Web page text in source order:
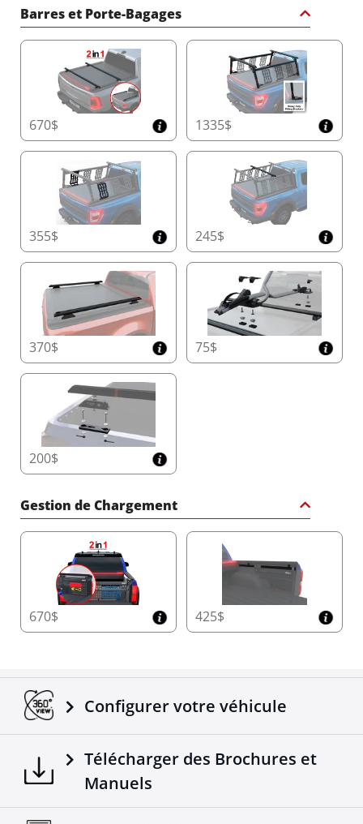
Barres et Porte-Bagages
670$ 1335$
355$ 245$
370$ 75$
200$
Gestion de Chargement
670$ 425$
Configurer votre véhicule
Télécharger des Brochures et
Manuels